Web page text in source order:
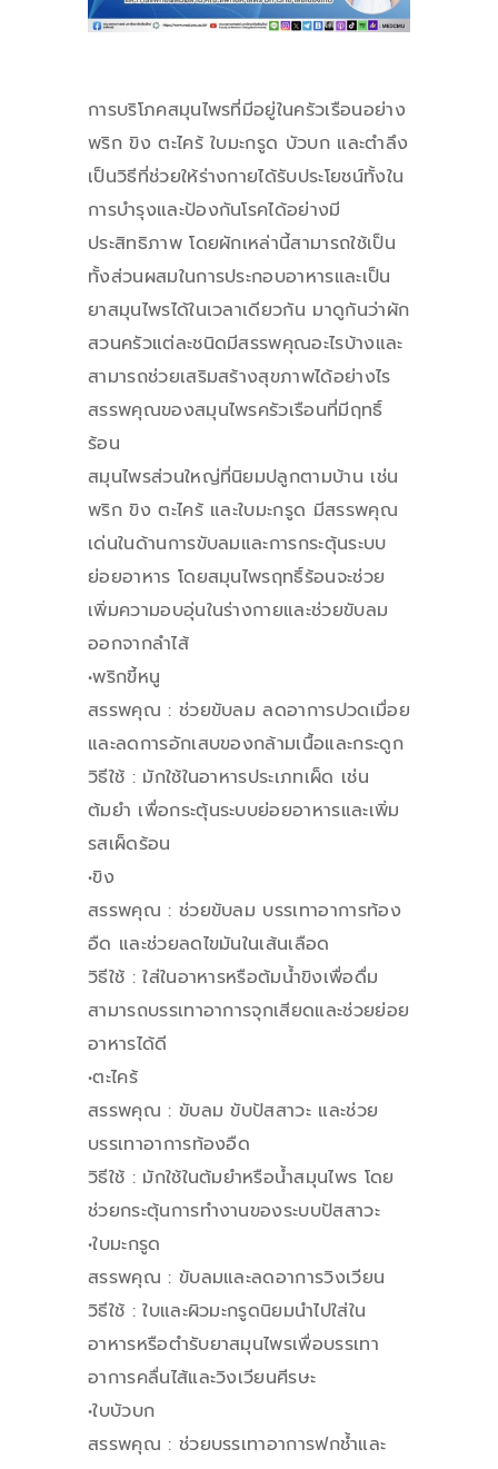
การบริโภคสมุนไพรที่มีอยู่ในครัวเรือนอย่าง
พริก ขิง ตะไคร้ ใบมะกรูด บัวบก และตำลึง
เป็นวิธีที่ช่วยให้ร่างกายได้รับประโยชน์ทั้งใน
การบำรุงและป้องกันโรคได้อย่างมี
ประสิทธิภาพ โดยผักเหล่านี้สามารถใช้เป็น
ทั้งส่วนผสมในการประกอบอาหารและเป็น
ยาสมุนไพรได้ในเวลาเดียวกัน มาดูกันว่าผัก
สวนครัวแต่ละชนิดมีสรรพคุณอะไรบ้างและ
สามารถช่วยเสริมสร้างสุขภาพได้อย่างไร
สรรพคุณของสมุนไพรครัวเรือนที่มีฤทธิ์
ร้อน
สมุนไพรส่วนใหญ่ที่นิยมปลูกตามบ้าน เช่น
พริก ขิง ตะไคร้ และใบมะกรูด มีสรรพคุณ
เด่นในด้านการขับลมและการกระตุ้นระบบ
ย่อยอาหาร โดยสมุนไพรฤทธิ์ร้อนจะช่วย
เพิ่มความอบอุ่นในร่างกายและช่วยขับลม
ออกจากลำไส้
•พริกขี้หนู
สรรพคุณ : ช่วยขับลม ลดอาการปวดเมื่อย
และลดการอักเสบของกล้ามเนื้อและกระดูก
วิธีใช้ : มักใช้ในอาหารประเภทเผ็ด เช่น
ต้มยำ เพื่อกระตุ้นระบบย่อยอาหารและเพิ่ม
รสเผ็ดร้อน
•ขิง
สรรพคุณ : ช่วยขับลม บรรเทาอาการท้อง
อืด และช่วยลดไขมันในเส้นเลือด
วิธีใช้ : ใส่ในอาหารหรือต้มน้ำขิงเพื่อดื่ม
สามารถบรรเทาอาการจุกเสียดและช่วยย่อย
อาหารได้ดี
•ตะไคร้
สรรพคุณ : ขับลม ขับปัสสาวะ และช่วย
บรรเทาอาการท้องอืด
วิธีใช้ : มักใช้ในต้มยำหรือน้ำสมุนไพร โดย
ช่วยกระตุ้นการทำงานของระบบปัสสาวะ
•ใบมะกรูด
สรรพคุณ : ขับลมและลดอาการวิงเวียน
วิธีใช้ : ใบและผิวมะกรูดนิยมนำไปใส่ใน
อาหารหรือตำรับยาสมุนไพรเพื่อบรรเทา
อาการคลื่นไส้และวิงเวียนศีรษะ
•ใบบัวบก
สรรพคุณ : ช่วยบรรเทาอาการฟกช้ำและ